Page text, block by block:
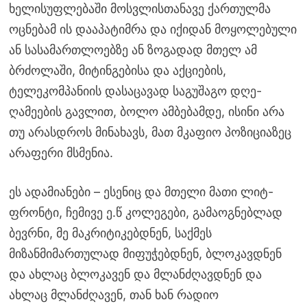
ხელისუფლებაში მოსვლისთანავე ქართულმა
ოცნებამ ის დააპატიმრა და იქიდან მოყოლებული
ან სასამართლოებზე ან ზოგადად მთელ ამ
ბრძოლაში, მიტინგებისა და აქციების,
ტელეკომპანიის დასაცავად საგუშაგო დღე-
ღამეების გავლით, ბოლო ამბებამდე, ისინი არა
თუ არასდროს მინახავს, მათ მკაფიო პოზიციაზეც
არაფერი მსმენია.
ეს ადამიანები – ესენიც და მთელი მათი ლიტ-
ფრონტი, ჩემივე ე.წ კოლეგები, გამაოგნებლად
ბევრნი, მე მაკრიტიკებდნენ, საქმეს
მიზანმიმართულად მიფუჭებდნენ, ბლოკავდნენ
და ახლაც ბლოკავენ და მლანძღავდნენ და
ახლაც მლანძღავენ, თან ხან რადიო